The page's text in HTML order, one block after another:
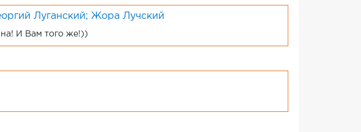
Луганский; Жора Лучский
И Вам того же!))